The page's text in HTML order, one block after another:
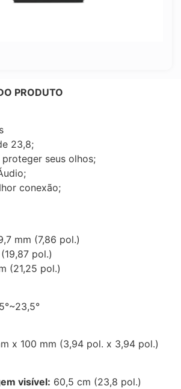
PRODUTO
23,8;
seus olhos;
conexão;
mm (7,86 pol.)
pol.)
(21,25 pol.)
x 100 mm (3,94 pol. x 3,94 pol.)
visível: 60,5 cm (23,8 pol.)